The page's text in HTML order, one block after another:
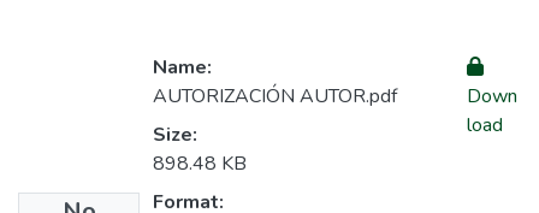
Name:
AUTORIZACIÓN AUTOR.pdf
Size:
898.48 KB
Format:
Down
load